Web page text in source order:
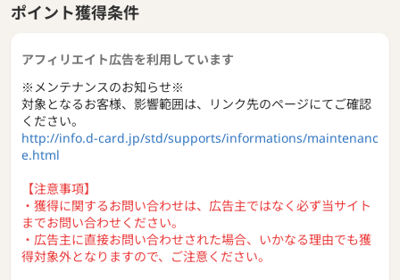
●最短5分で審査完了！(9:00～15:00の間に申込完了＋申込時
ポイント獲得条件
アフィリエイト広告を利用しています
※メンテナンスのお知らせ※
対象となるお客様、影響範囲は、リンク先のページにてご確認
ください。
http://info.d-card.jp/std/supports/informations/maintenanc
e.html
【注意事項】
・獲得に関するお問い合わせは、広告主ではなく必ず当サイト
までお問い合わせください。
・広告主に直接お問い合わせされた場合、いかなる理由でも獲
得対象外となりますので、ご注意ください。